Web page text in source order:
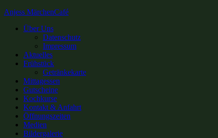
Anjess MärchenCafé
Primary
Über Uns
Datenschutz
Impressum
Aktuelles
Frühstück
Getränkekarte
Mittagessen
Gutscheine
Kochkurse
Kontakt & Anfahrt
Öffnungszeiten
Medien
Bildergalerie